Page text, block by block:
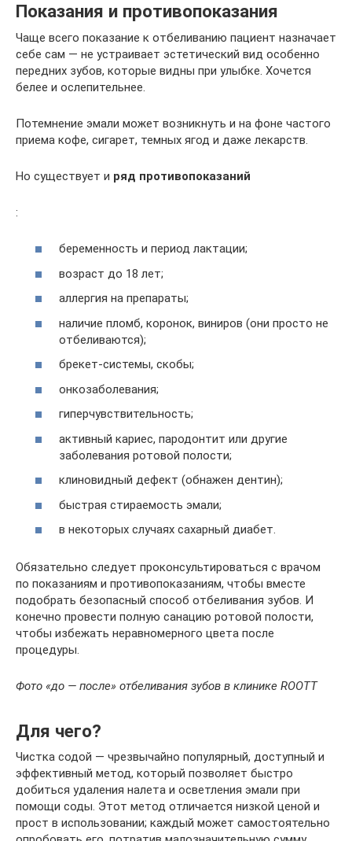
Показания и противопоказания
Чаще всего показание к отбеливанию пациент назначает
себе сам — не устраивает эстетический вид особенно
передних зубов, которые видны при улыбке. Хочется
белее и ослепительнее.
Потемнение эмали может возникнуть и на фоне частого
приема кофе, сигарет, темных ягод и даже лекарств.
Но существует и ряд противопоказаний
:
беременность и период лактации;
возраст до 18 лет;
аллергия на препараты;
наличие пломб, коронок, виниров (они просто не
отбеливаются);
брекет-системы, скобы;
онкозаболевания;
гиперчувствительность;
активный кариес, пародонтит или другие
заболевания ротовой полости;
клиновидный дефект (обнажен дентин);
быстрая стираемость эмали;
в некоторых случаях сахарный диабет.
Обязательно следует проконсультироваться с врачом
по показаниям и противопоказаниям, чтобы вместе
подобрать безопасный способ отбеливания зубов. И
конечно провести полную санацию ротовой полости,
чтобы избежать неравномерного цвета после
процедуры.
Фото «до — после» отбеливания зубов в клинике ROOTT
Для чего?
Чистка содой — чрезвычайно популярный, доступный и
эффективный метод, который позволяет быстро
добиться удаления налета и осветления эмали при
помощи соды. Этот метод отличается низкой ценой и
прост в использовании; каждый может самостоятельно